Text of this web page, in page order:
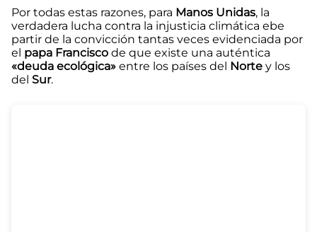
Por todas estas razones, para Manos Unidas, la
verdadera lucha contra la injusticia climática ebe
partir de la convicción tantas veces evidenciada por
el papa Francisco de que existe una auténtica
«deuda ecológica» entre los países del Norte y los
del Sur.